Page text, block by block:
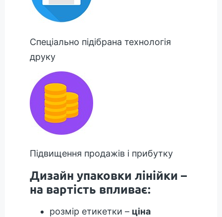
Спеціально підібрана технологія
друку
Підвищення продажів і прибутку
Дизайн упаковки лінійки –
на вартість впливає:
розмір етикетки – ціна